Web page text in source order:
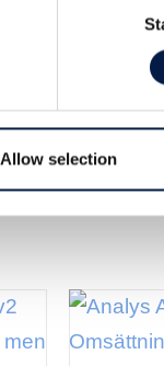
Allow selection